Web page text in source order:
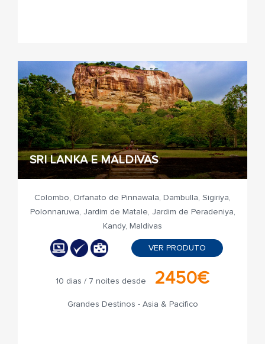
SRI LANKA E MALDIVAS
Colombo, Orfanato de Pinnawala, Dambulla, Sigiriya,
Polonnaruwa, Jardim de Matale, Jardim de Peradeniya,
Kandy, Maldivas
VER PRODUTO
10 dias / 7 noites desde 2450€
Grandes Destinos - Asia & Pacifico